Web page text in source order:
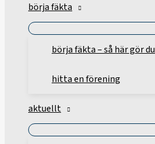
börja fäkta
börja fäkta – så här gör du
hitta en förening
aktuellt